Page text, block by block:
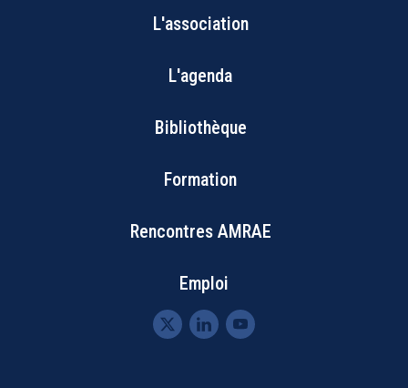
Bottom
Footer
Menu
L'association
L'agenda
Bibliothèque
Formation
Rencontres AMRAE
Emploi